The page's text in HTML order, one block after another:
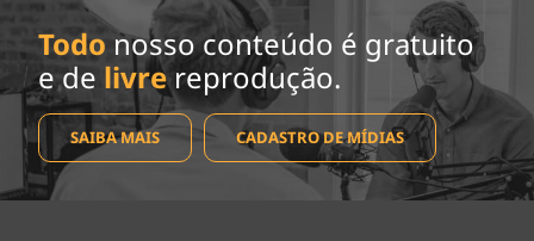
Todo nosso conteúdo é gratuito
e de livrereprodução.
SAIBA MAIS CADASTRO DE MÍDIAS